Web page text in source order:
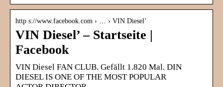
http s://www.facebook.com › … › VIN Diesel’
VIN Diesel’ – Startseite |
Facebook
VIN Diesel FAN CLUB. Gefällt 1.820 Mal. DIN
DIESEL IS ONE OF THE MOST POPULAR